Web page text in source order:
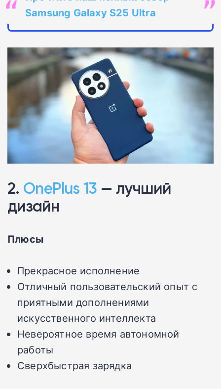
Samsung Galaxy S25 Ultra
2. OnePlus 13 — лучший
дизайн
Плюсы
Прекрасное исполнение
Отличный пользовательский опыт с
приятными дополнениями
искусственного интеллекта
Невероятное время автономной
работы
Сверхбыстрая зарядка